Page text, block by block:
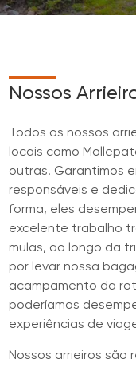
Nossos
Todos os nossos
locais como
outras. Garantimos
responsáveis e
forma, eles
excelente trabalho
mulas, ao longo da
por levar nossa
acampamento da
poderíamos
experiências de
Nossos arrieiros são